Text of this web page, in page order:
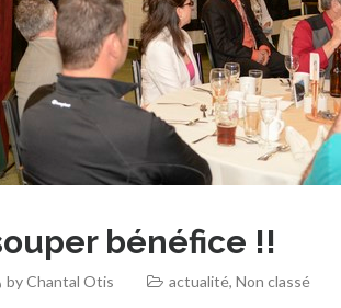
bénéfice !!
byChantal Otis actualité, Non classé